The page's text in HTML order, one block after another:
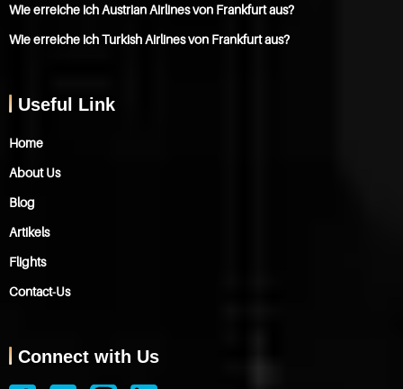
Wie erreiche ich Austrian Airlines von Frankfurt aus?
Wie erreiche ich Turkish Airlines von Frankfurt aus?
Useful Link
Home
About Us
Blog
Artikels
Flights
Contact-Us
Connect with Us